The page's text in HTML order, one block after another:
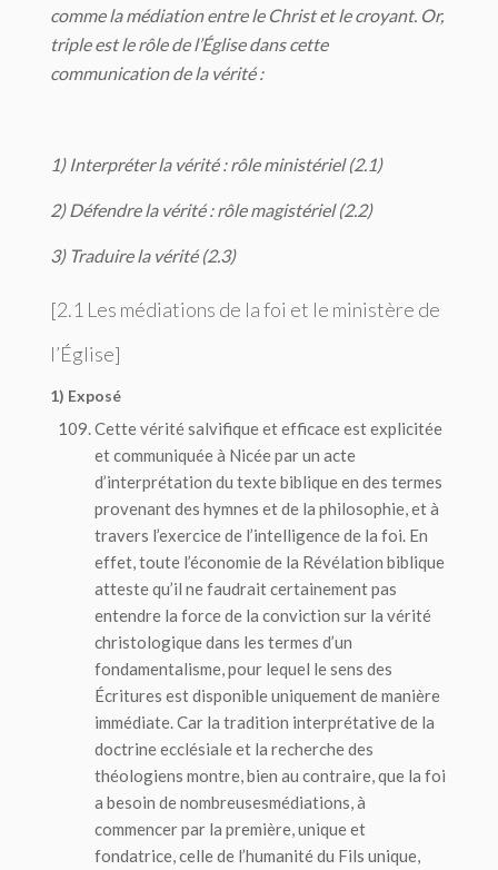
comme la médiation entre le Christ et le croyant. Or,
triple est le rôle de l’Église dans cette
communication de la vérité :
1) Interpréter la vérité : rôle ministériel (2.1)
2) Défendre la vérité : rôle magistériel (2.2)
3) Traduire la vérité (2.3)
[2.1 Les médiations de la foi et le ministère de
l’Église]
1) Exposé
Cette vérité salvifique et efficace est explicitée
et communiquée à Nicée par un acte
d’interprétation du texte biblique en des termes
provenant des hymnes et de la philosophie, et à
travers l’exercice de l’intelligence de la foi. En
effet, toute l’économie de la Révélation biblique
atteste qu’il ne faudrait certainement pas
entendre la force de la conviction sur la vérité
christologique dans les termes d’un
fondamentalisme, pour lequel le sens des
Écritures est disponible uniquement de manière
immédiate. Car la tradition interprétative de la
doctrine ecclésiale et la recherche des
théologiens montre, bien au contraire, que la foi
a besoin de nombreusesmédiations , à
commencer par la première, unique et
fondatrice, celle de l’humanité du Fils unique,